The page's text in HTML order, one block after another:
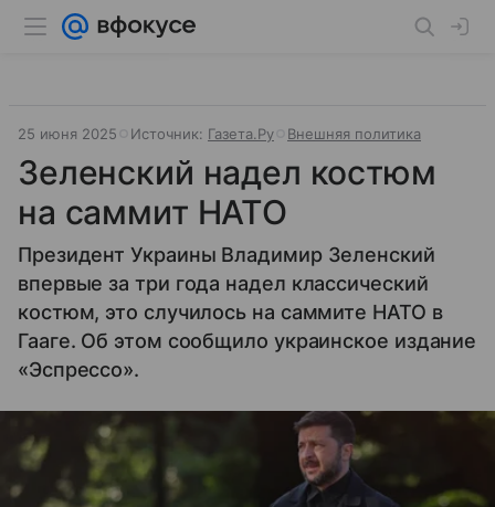
25 июня 2025 Источник: Газета.Ру Внешняя политика
Зеленский надел костюм
на саммит НАТО
Президент Украины Владимир Зеленский
впервые за три года надел классический
костюм, это случилось на саммите НАТО в
Гааге. Об этом сообщило украинское издание
«Эспрессо».